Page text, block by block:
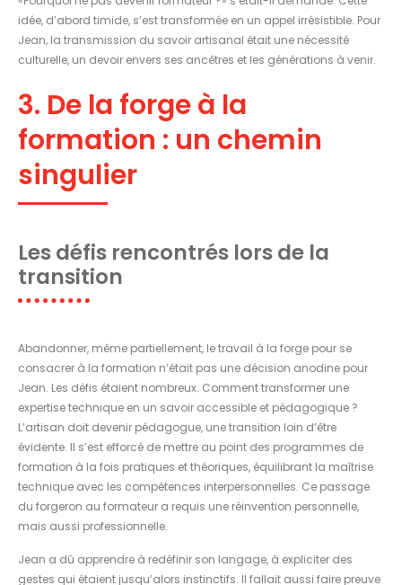
idée, d’abord timide, s’est transformée en un appel irrésistible. Pour
Jean, la transmission du savoir artisanal était une nécessité
culturelle, un devoir envers ses ancêtres et les générations à venir.
3. De la forge à la
formation : un chemin
singulier
Les défis rencontrés lors de la
transition
Abandonner, même partiellement, le travail à la forge pour se
consacrer à la formation n’était pas une décision anodine pour
Jean. Les défis étaient nombreux. Comment transformer une
expertise technique en un savoir accessible et pédagogique ?
L’artisan doit devenir pédagogue, une transition loin d’être
évidente. Il s’est efforcé de mettre au point des programmes de
formation à la fois pratiques et théoriques, équilibrant la maîtrise
technique avec les compétences interpersonnelles. Ce passage
du forgeron au formateur a requis une réinvention personnelle,
mais aussi professionnelle.
Jean a dû apprendre à redéfinir son langage, à expliciter des
gestes qui étaient jusqu’alors instinctifs. Il fallait aussi faire preuve